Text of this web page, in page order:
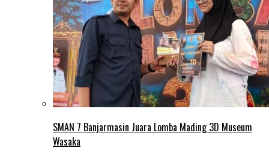
SMAN 7 Banjarmasin Juara Lomba Mading 3D Museum
Wasaka